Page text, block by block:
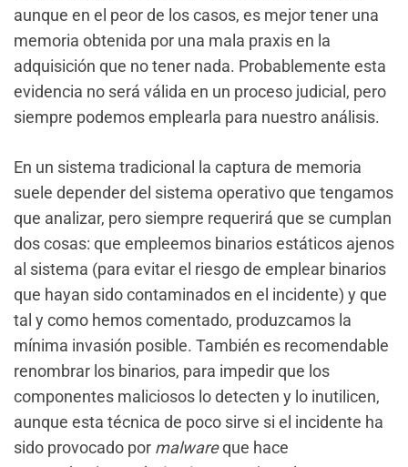
aunque en el peor de los casos, es mejor tener una
memoria obtenida por una mala praxis en la
adquisición que no tener nada. Probablemente esta
evidencia no será válida en un proceso judicial, pero
siempre podemos emplearla para nuestro análisis.
En un sistema tradicional la captura de memoria
suele depender del sistema operativo que tengamos
que analizar, pero siempre requerirá que se cumplan
dos cosas: que empleemos binarios estáticos ajenos
al sistema (para evitar el riesgo de emplear binarios
que hayan sido contaminados en el incidente) y que
tal y como hemos comentado, produzcamos la
mínima invasión posible. También es recomendable
renombrar los binarios, para impedir que los
componentes maliciosos lo detecten y lo inutilicen,
aunque esta técnica de poco sirve si el incidente ha
sido provocado por malwareque hace